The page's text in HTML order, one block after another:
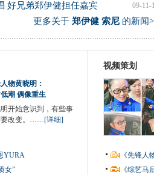
09-11-
好兄弟郑伊健担任嘉宾
更多关于 郑伊健 索尼的新闻
物黄晓明：
潮 偶像重生
开始意识到，有些事
要改变。……[详细]
YURA
女”
视频策划
《先锋
《综艺